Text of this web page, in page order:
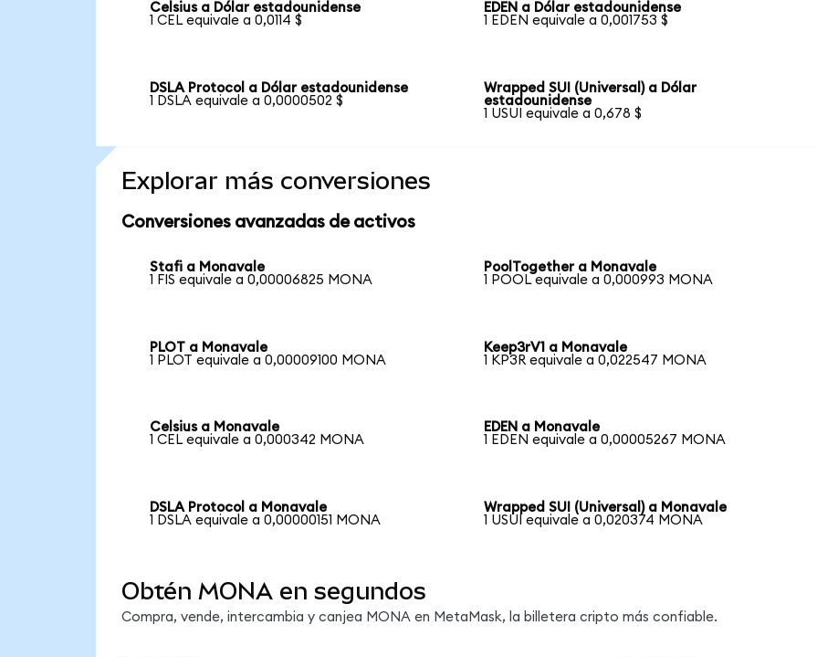
Celsius a Dólar estadounidense
1 CEL equivale a 0,0114 $
EDEN a Dólar estadounidense
1 EDEN equivale a 0,001753 $
DSLA Protocol a Dólar estadounidense
1 DSLA equivale a 0,0000502 $
Wrapped SUI (Universal) a Dólar
estadounidense
1 USUI equivale a 0,678 $
Explorar más conversiones
Conversiones avanzadas de activos
Stafi a Monavale
1 FIS equivale a 0,00006825 MONA
PoolTogether a Monavale
1 POOL equivale a 0,000993 MONA
PLOT a Monavale
1 PLOT equivale a 0,00009100 MONA
Keep3rV1 a Monavale
1 KP3R equivale a 0,022547 MONA
Celsius a Monavale
1 CEL equivale a 0,000342 MONA
EDEN a Monavale
1 EDEN equivale a 0,00005267 MONA
DSLA Protocol a Monavale
1 DSLA equivale a 0,00000151 MONA
Wrapped SUI (Universal) a Monavale
1 USUI equivale a 0,020374 MONA
Obtén MONA en segundos
Compra, vende, intercambia y canjea MONA en MetaMask, la billetera cripto más confiable.